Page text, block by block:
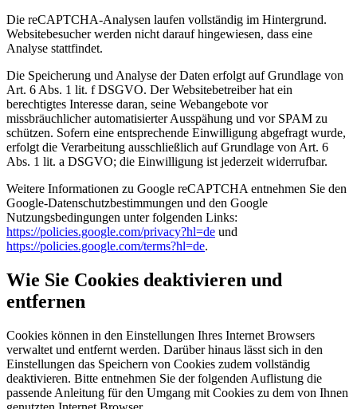
Die reCAPTCHA-Analysen laufen vollständig im Hintergrund.
Websitebesucher werden nicht darauf hingewiesen, dass eine
Analyse stattfindet.
Die Speicherung und Analyse der Daten erfolgt auf Grundlage von
Art. 6 Abs. 1 lit. f DSGVO. Der Websitebetreiber hat ein
berechtigtes Interesse daran, seine Webangebote vor
missbräuchlicher automatisierter Ausspähung und vor SPAM zu
schützen. Sofern eine entsprechende Einwilligung abgefragt wurde,
erfolgt die Verarbeitung ausschließlich auf Grundlage von Art. 6
Abs. 1 lit. a DSGVO; die Einwilligung ist jederzeit widerrufbar.
Weitere Informationen zu Google reCAPTCHA entnehmen Sie den
Google-Datenschutzbestimmungen und den Google
Nutzungsbedingungen unter folgenden Links:
https://policies.google.com/privacy?hl=de und
https://policies.google.com/terms?hl=de.
Wie Sie Cookies deaktivieren und
entfernen
Cookies können in den Einstellungen Ihres Internet Browsers
verwaltet und entfernt werden. Darüber hinaus lässt sich in den
Einstellungen das Speichern von Cookies zudem vollständig
deaktivieren. Bitte entnehmen Sie der folgenden Auflistung die
passende Anleitung für den Umgang mit Cookies zu dem von Ihnen